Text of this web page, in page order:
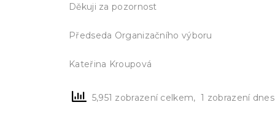
Děkuji za pozornost
Předseda Organizačního výboru
Kateřina Kroupová
5,951 zobrazení celkem, 1 zobrazení dnes